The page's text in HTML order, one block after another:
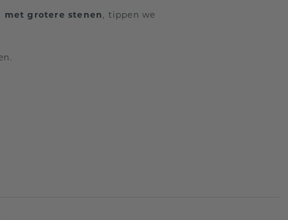
grotere stenen, tippen we